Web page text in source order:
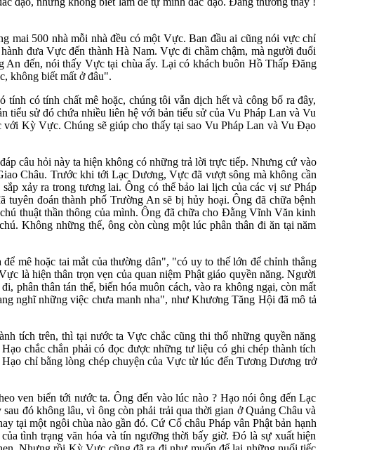
mai 500 nhà mỗi nhà đều có một Vực. Ban đầu ai cũng nói vực chỉ
đưa Vực đến thành Hà Nam. Vực đi chầm chậm, mà người đuổi
đến, nói thấy Vực tại chùa ấy. Lại có khách buôn Hồ Thấp Đăng
không biết mất ở đâu".
có tính chất mê hoặc, chúng tôi vẫn dịch hết và công bố ra đây,
sử đó chứa nhiều liên hệ với bản tiểu sử của Vu Pháp Lan và Vu
Kỳ Vực. Chúng sẽ giúp cho thấy tại sao Vu Pháp Lan và Vu Đạo
câu hỏi này ta hiện không có những trả lời trực tiếp. Nhưng cứ vào
Châu. Trước khi tới Lạc Dương, Vực đã vượt sông mà không cần
xảy ra trong tương lai. Ông có thể bảo lai lịch của các vị sư Pháp
đoán thành phố Trường An sẽ bị hủy hoại. Ông đã chữa bệnh
thuật thần thông của mình. Ông đã chữa cho Đằng Vĩnh Văn kinh
Không những thế, ông còn cùng một lúc phân thân đi ăn tại năm
mê hoặc tai mắt của thường dân", "có uy to thế lớn để chỉnh thẳng
là hiện thân trọn vẹn của quan niệm Phật giáo quyền năng. Người
phân thân tán thể, biến hóa muôn cách, vào ra không ngại, còn mất
nghĩ những việc chưa manh nha", như Khương Tăng Hội đã mô tả
tích trên, thì tại nước ta Vực chắc cũng thi thố những quyền năng
chắc chắn phải có đọc được những tư liệu có ghi chép thành tích
chỉ bằng lòng chép chuyện của Vực từ lúc đến Tương Dương trở
ven biển tới nước ta. Ông đến vào lúc nào ? Hạo nói ông đến Lạc
đó không lâu, vì ông còn phải trải qua thời gian ở Quảng Châu và
tại một ngôi chùa nào gần đó. Cứ Cổ châu Pháp vân Phật bản hạnh
tình trạng văn hóa và tín ngưỡng thời bấy giờ. Đó là sự xuất hiện